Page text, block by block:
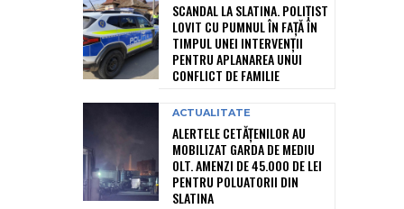
SCANDAL LA SLATINA. POLIȚIST
LOVIT CU PUMNUL ÎN FAȚĂ ÎN
TIMPUL UNEI INTERVENȚII
PENTRU APLANAREA UNUI
CONFLICT DE FAMILIE
ACTUALITATE
ALERTELE CETĂȚENILOR AU
MOBILIZAT GARDA DE MEDIU
OLT. AMENZI DE 45.000 DE LEI
PENTRU POLUATORII DIN
SLATINA